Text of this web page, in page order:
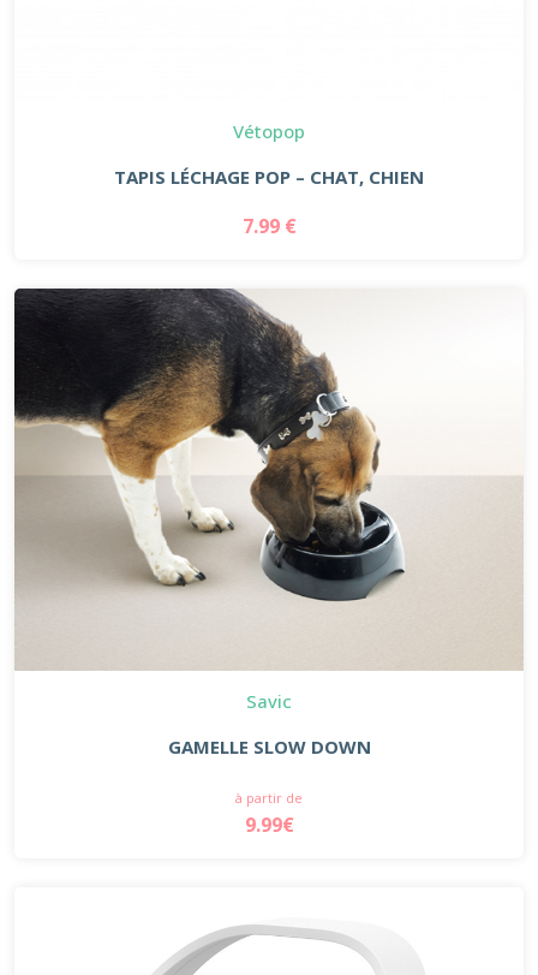
Vétopop
TAPIS LÉCHAGE POP – CHAT, CHIEN
7.99 €
Savic
GAMELLE SLOW DOWN
à partir de
9.99€